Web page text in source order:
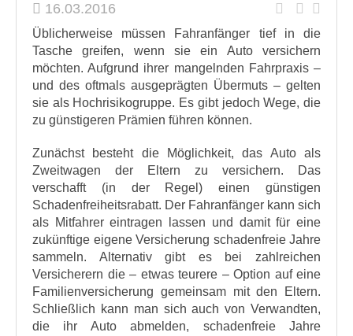
16.03.2016
Üblicherweise müssen Fahranfänger tief in die
Tasche greifen, wenn sie ein Auto versichern
möchten. Aufgrund ihrer mangelnden Fahrpraxis –
und des oftmals ausgeprägten Übermuts – gelten
sie als Hochrisikogruppe. Es gibt jedoch Wege, die
zu günstigeren Prämien führen können.
Zunächst besteht die Möglichkeit, das Auto als
Zweitwagen der Eltern zu versichern. Das
verschafft (in der Regel) einen günstigen
Schadenfreiheitsrabatt. Der Fahranfänger kann sich
als Mitfahrer eintragen lassen und damit für eine
zukünftige eigene Versicherung schadenfreie Jahre
sammeln. Alternativ gibt es bei zahlreichen
Versicherern die – etwas teurere – Option auf eine
Familienversicherung gemeinsam mit den Eltern.
Schließlich kann man sich auch von Verwandten,
die ihr Auto abmelden, schadenfreie Jahre